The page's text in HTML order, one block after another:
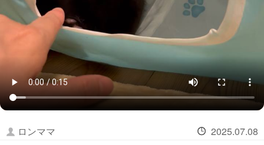
ロンママ
2025.07.08